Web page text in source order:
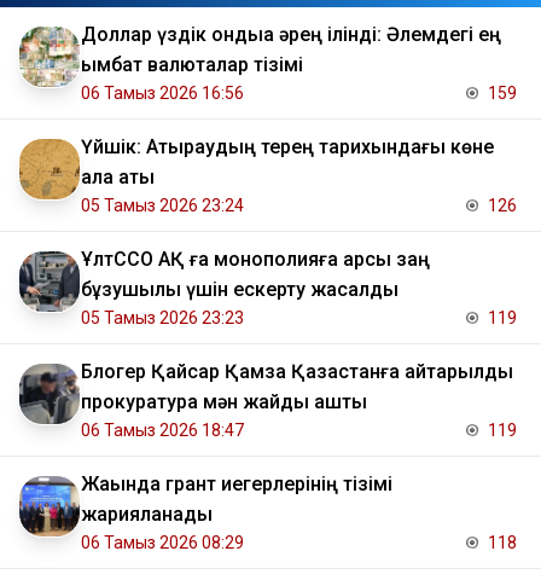
Доллар үздік ондыққа әрең ілінді: Әлемдегі ең
қымбат валюталар тізімі
06 Тамыз 2026 16:56 159
Үйшік: Атыраудың терең тарихындағы көне
қала аты
05 Тамыз 2026 23:24 126
ҰлтССО АҚ ға монополияға қарсы заң
бұзушылық үшін ескерту жасалды
05 Тамыз 2026 23:23 119
Блогер Қайсар Қамза Қазақстанға қайтарылды
прокуратура мән жайды ашты
06 Тамыз 2026 18:47 119
Жақында грант иегерлерінің тізімі
жарияланады
06 Тамыз 2026 08:29 118